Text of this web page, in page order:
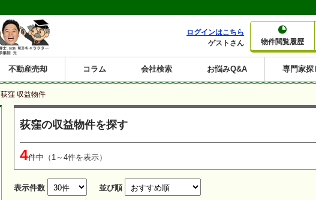
物件閲覧履歴
ログインはこちら
ゲストさん
投資マンション
一棟売りアパート
一棟売りマンション
一棟売りビル
店舗・事務所
賃貸併用住宅
ホテルペンション
不動産売却 コラム 会社検索 お悩みQ&A 専門家探
荻窪 収益物件
荻窪の収益物件を探す
4件中（1～4件を表示）
表示件数 並び順